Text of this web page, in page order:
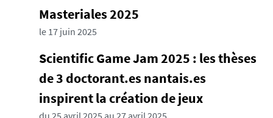
Masteriales 2025
le 17 juin 2025
Scientific Game Jam 2025 : les thèses
de 3 doctorant.es nantais.es
inspirent la création de jeux